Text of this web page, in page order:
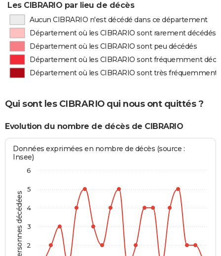
Les CIBRARIO par lieu de décès
Aucun CIBRARIO n'est décédé dans ce département
Département où les CIBRARIO sont rarement décédés
Département où les CIBRARIO sont peu décédés
Département où les CIBRARIO sont fréquemment
Département où les CIBRARIO sont très fréquemment
Qui sont les CIBRARIO qui nous ont quittés ?
Evolution du nombre de décès de CIBRARIO
Personnes décédées
Données exprimées en nombre de décès (source :
Insee)
2
3
4
5
6